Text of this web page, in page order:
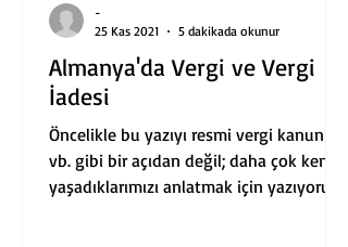
Almanya'da Vergi ve Vergi
İadesi
Öncelikle bu yazıyı resmi vergi kanunları
vb. gibi bir açıdan değil; daha çok kendi
yaşadıklarımızı anlatmak için yazıyoruz.
-
25 Kas 2021
5 dakikada okunur